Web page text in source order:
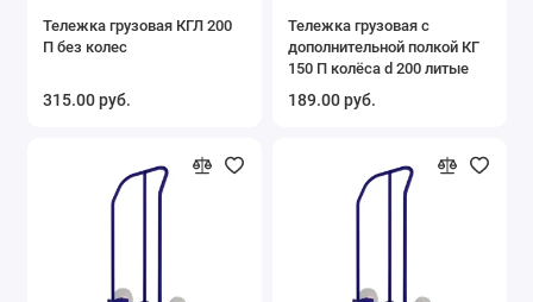
Тележка грузовая КГЛ 200
П без колес
315.00 руб.
Тележка грузовая с
дополнительной полкой КГ
150 П колёса d 200 литые
189.00 руб.